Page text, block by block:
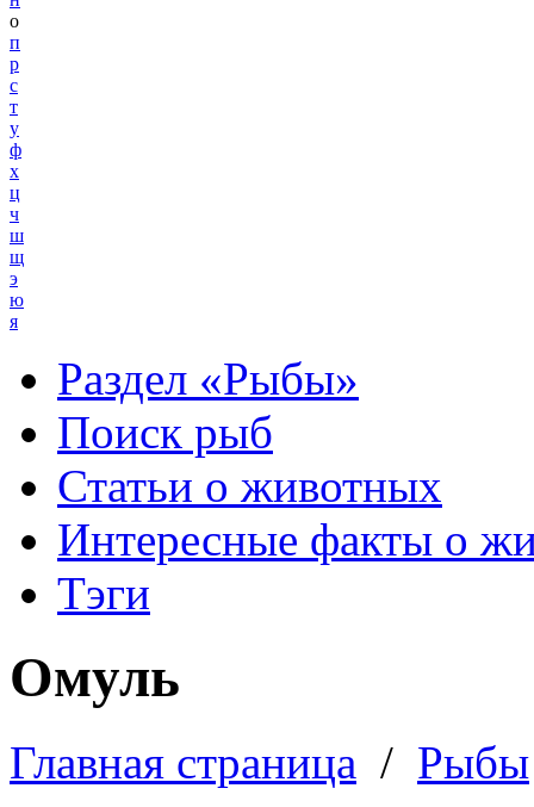
о
п
р
с
т
у
ф
х
ц
ч
ш
щ
э
ю
я
Раздел «Рыбы»
Поиск рыб
Статьи о животных
Интересные факты о
Тэги
Омуль
Главная страница / Рыбы